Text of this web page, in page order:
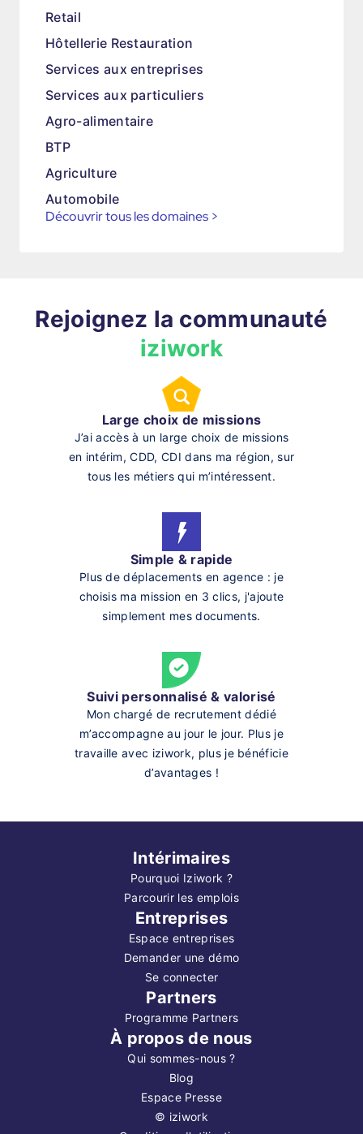
Retail
Hôtellerie Restauration
Services aux entreprises
Services aux particuliers
Agro-alimentaire
BTP
Agriculture
Automobile
Découvrir tous les domaines >
Rejoignez la communauté
iziwork
Large choix de missions
J’ai accès à un large choix de missions
en intérim, CDD, CDI dans ma région, sur
tous les métiers qui m’intéressent.
Simple & rapide
Plus de déplacements en agence : je
choisis ma mission en 3 clics, j'ajoute
simplement mes documents.
Suivi personnalisé & valorisé
Mon chargé de recrutement dédié
m’accompagne au jour le jour. Plus je
travaille avec iziwork, plus je bénéficie
d’avantages !
Intérimaires
Pourquoi Iziwork ?
Parcourir les emplois
Entreprises
Espace entreprises
Demander une démo
Se connecter
Partners
Programme Partners
À propos de nous
Qui sommes-nous ?
Blog
Espace Presse
© iziwork